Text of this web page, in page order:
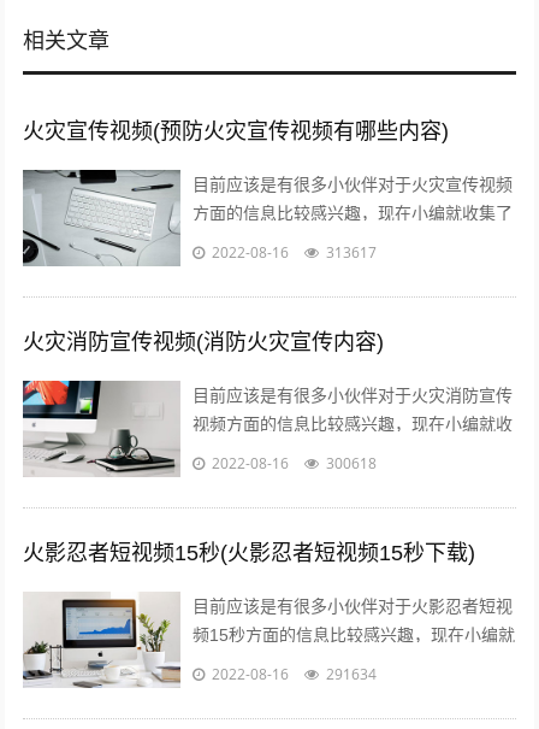
相关文章
火灾宣传视频(预防火灾宣传视频有哪些内容)
目前应该是有很多小伙伴对于火灾宣传视频
方面的信息比较感兴趣，现在小编就收集了
一些与预防火灾宣传视频有哪些内容相关的
2022-08-16 313617
火灾消防宣传视频(消防火灾宣传内容)
目前应该是有很多小伙伴对于火灾消防宣传
视频方面的信息比较感兴趣，现在小编就收
集了一些与消防火灾宣传内容相关的信息来
2022-08-16 300618
火影忍者短视频15秒(火影忍者短视频15秒下载)
目前应该是有很多小伙伴对于火影忍者短视
频15秒方面的信息比较感兴趣，现在小编就
收集了一些与火影忍者短视频15秒下载相关
2022-08-16 291634